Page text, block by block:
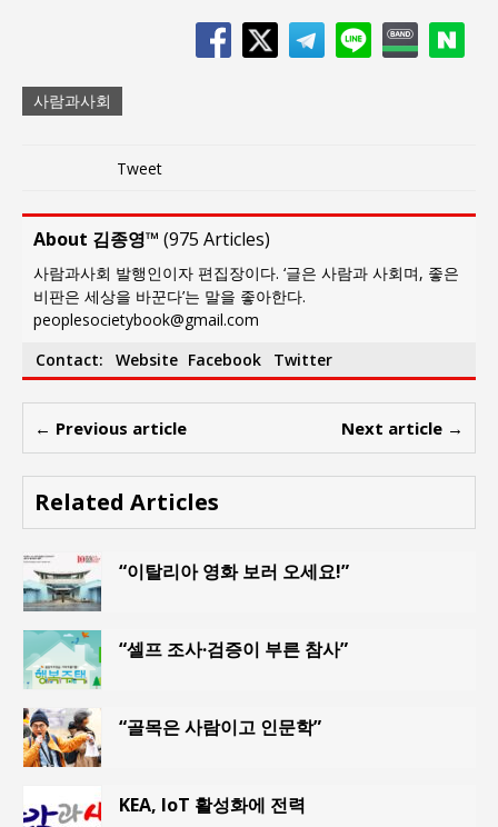
사람과사회
Tweet
About 김종영™ (975 Articles)
사람과사회 발행인이자 편집장이다. ‘글은 사람과 사회며, 좋은
비판은 세상을 바꾼다’는 말을 좋아한다.
peoplesocietybook@gmail.com
Contact:
Website Facebook Twitter
← Previous article Next article →
Related Articles
“이탈리아 영화 보러 오세요!”
“셀프 조사·검증이 부른 참사”
“골목은 사람이고 인문학”
KEA, IoT 활성화에 전력